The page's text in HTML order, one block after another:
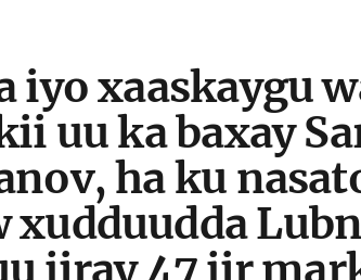
iyo xaaskaygu
uu ka baxay
ha ku
xudduudda